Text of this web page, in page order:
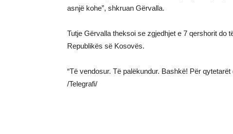
asnjë kohe”, shkruan Gërvalla.
Tutje Gërvalla theksoi se zgjedhjet e 7 qershorit do
Republikës së Kosovës.
“Të vendosur. Të palëkundur. Bashkë! Për
/Telegrafi/